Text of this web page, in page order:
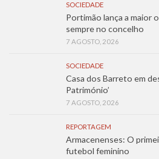
SOCIEDADE
Portimão lança a maior
sempre no concelho
7 AGOSTO, 2026
SOCIEDADE
Casa dos Barreto em
Património’
7 AGOSTO, 2026
REPORTAGEM
Armacenenses: O
futebol feminino